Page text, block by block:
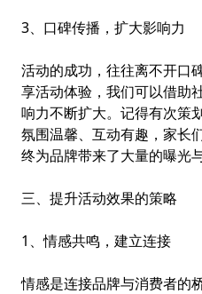
3、口碑传播，扩大影响力
活动的成功，往往离不开口
享活动体验，我们可以借助
响力不断扩大。记得有次策
氛围温馨、互动有趣，家长
终为品牌带来了大量的曝光
三、提升活动效果的策略
1、情感共鸣，建立连接
情感是连接品牌与消费者的